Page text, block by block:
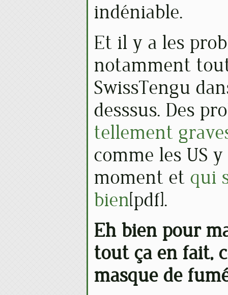
indéniable.
Et il y a les
notamment
SwissTengu
desssus. Des
tellement
comme les US
moment et qui
bien[pdf].
Eh bien pour
tout ça en fait,
masque de